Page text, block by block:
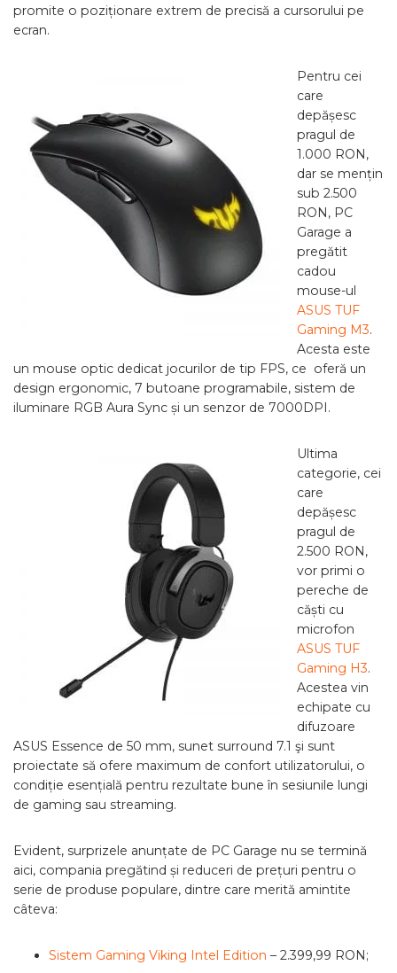
promite o poziționare extrem de precisă a cursorului pe
ecran.
Pentru cei
care
depășesc
pragul de
1.000 RON,
dar se mențin
sub 2.500
RON, PC
Garage a
pregătit
cadou
mouse-ul
ASUS TUF
Gaming M3.
Acesta este
un mouse optic dedicat jocurilor de tip FPS, ce oferă un
design ergonomic, 7 butoane programabile, sistem de
iluminare RGB Aura Sync și un senzor de 7000DPI.
Ultima
categorie, cei
care
depășesc
pragul de
2.500 RON,
vor primi o
pereche de
căști cu
microfon
ASUS TUF
Gaming H3.
Acestea vin
echipate cu
difuzoare
ASUS Essence de 50 mm, sunet surround 7.1 şi sunt
proiectate să ofere maximum de confort utilizatorului, o
condiție esențială pentru rezultate bune în sesiunile lungi
de gaming sau streaming.
Evident, surprizele anunțate de PC Garage nu se termină
aici, compania pregătind și reduceri de prețuri pentru o
serie de produse populare, dintre care merită amintite
câteva:
Sistem Gaming Viking Intel Edition – 2.399,99 RON;